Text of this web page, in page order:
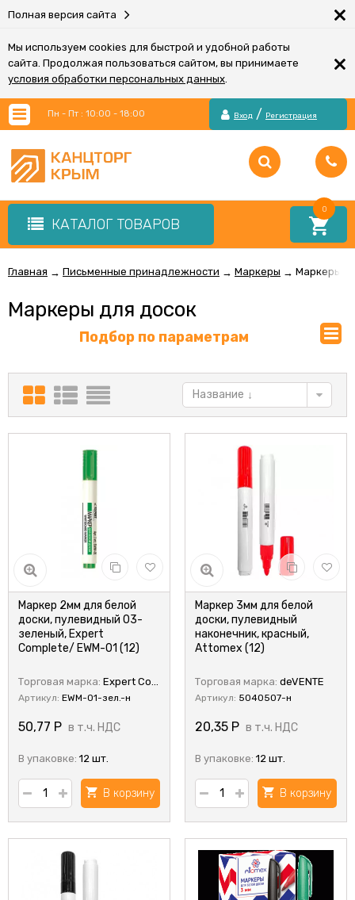
Полная версия сайта ×
Мы используем cookies для быстрой и удобной работы
сайта. Продолжая пользоваться сайтом, вы принимаете
условия обработки персональных данных.
×
Пн - Пт : 10:00 - 18:00 Вход / Регистрация
КАТАЛОГ ТОВАРОВ
0
Главная → Письменные принадлежности → Маркеры → Маркеры
Маркеры для досок
Подбор по параметрам
Название
Маркер 2мм для белой
доски, пулевидный 03-
зеленый, Expert
Complete/ EWM-01 (12)
Торговая марка: Expert Complete
Артикул: EWM-01-зел.-н
50,77 Р в т.ч. НДС
В упаковке: 12 шт.
В корзину
Маркер 3мм для белой
доски, пулевидный
наконечник, красный,
Attomex (12)
Торговая марка: deVENTE
Артикул: 5040507-н
20,35 Р в т.ч. НДС
В упаковке: 12 шт.
В корзину